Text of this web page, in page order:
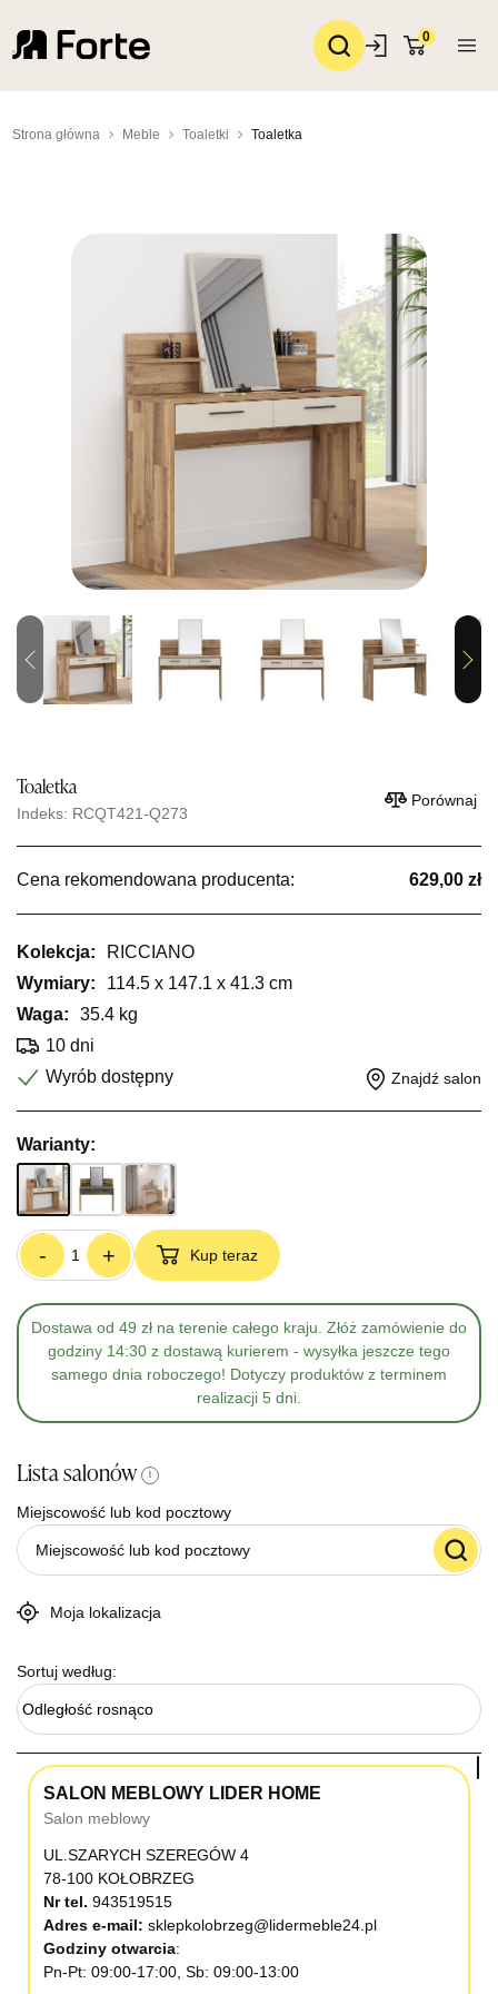
0
Strona główna Meble Toaletki Toaletka
Previous Next
Toaletka
Indeks: RCQT421-Q273
Porównaj
Cena rekomendowana producenta: 629,00 zł
Kolekcja:
RICCIANO
Wymiary:
114.5 x 147.1 x 41.3 cm
Waga:
35.4 kg
10 dni
Wyrób dostępny
Znajdź salon
Warianty:
- + Kup teraz
Dostawa od 49 zł na terenie całego kraju. Złóż zamówienie do
godziny 14:30 z dostawą kurierem - wysyłka jeszcze tego
samego dnia roboczego! Dotyczy produktów z terminem
realizacji 5 dni.
Lista salonów i
Miejscowość lub kod pocztowy
Moja lokalizacja
Sortuj według:
Odległość rosnąco
SALON MEBLOWY LIDER HOME
Salon meblowy
UL.SZARYCH SZEREGÓW 4
78-100 KOŁOBRZEG
Nr tel. 943519515
Adres e-mail: sklepkolobrzeg@lidermeble24.pl
Godziny otwarcia
Pn-Pt: 09:00-17:00, Sb: 09:00-13:00